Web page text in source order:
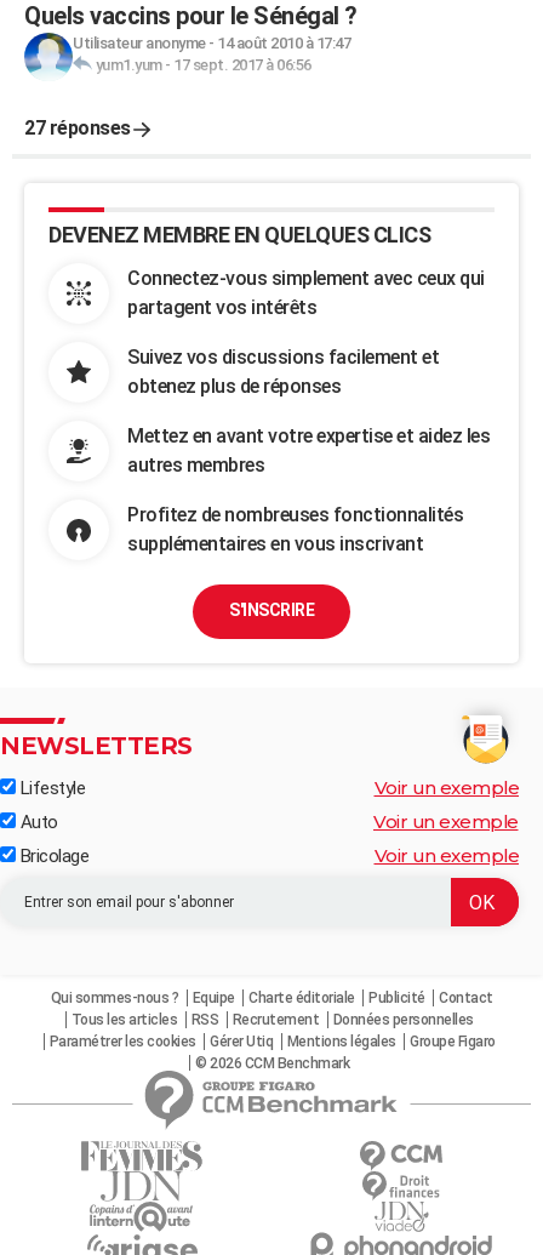
Quels vaccins pour le Sénégal ?
Utilisateur anonyme- 14 août 2010 à 17:47
yum1.yum- 17 sept. 2017 à 06:56
27 réponses
DEVENEZ MEMBRE EN QUELQUES CLICS
Connectez-vous simplement avec ceux qui
partagent vos intérêts
Suivez vos discussions facilement et
obtenez plus de réponses
Mettez en avant votre expertise et aidez les
autres membres
Profitez de nombreuses fonctionnalités
supplémentaires en vous inscrivant
S'INSCRIRE
NEWSLETTERS
Lifestyle Voir un exemple
Auto Voir un exemple
Bricolage Voir un exemple
Qui sommes-nous ? Equipe Charte éditoriale Publicité
Contact
Tous les articles
RSS Recrutement
Données personnelles
Paramétrer les cookies
Gérer Utiq Mentions légales
Groupe Figaro
© 2026 CCM Benchmark